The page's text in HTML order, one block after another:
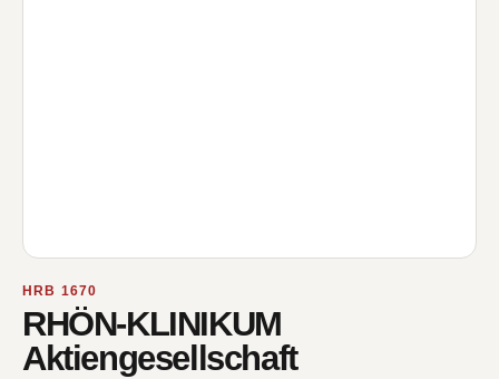
HRB 1670
RHÖN-KLINIKUM
Aktiengesellschaft